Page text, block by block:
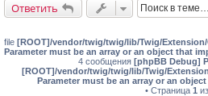
Ответить
file [ROOT]/vendor/twig/twig/lib/Twig/
Parameter must be an array or an object that
4 сообщения [phpBB Debug]
[ROOT]/vendor/twig/twig/lib/Twig/
Parameter must be an array or an
• Страница 1 из